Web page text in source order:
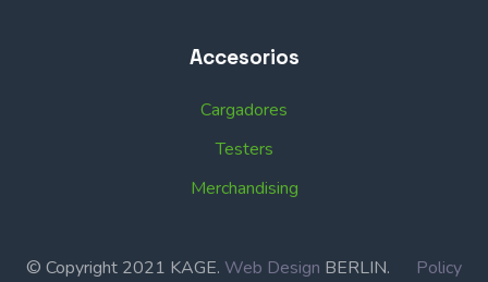
Accesorios
Cargadores
Testers
Merchandising
© Copyright 2021 KAGE. Web Design BERLIN. Policy